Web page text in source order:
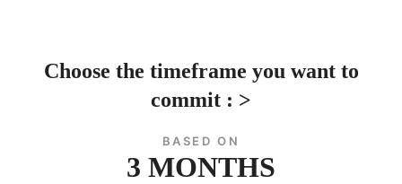
Choose the timeframe you want to
commit : >
BASED ON
3 MONTHS